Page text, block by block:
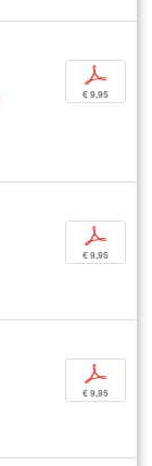
p
€ 9,95
p
€ 9,95
p
€ 9,95